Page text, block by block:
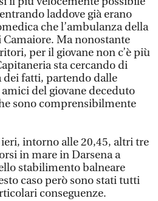
laddove già erano
che l’ambulanza della
Ma nonostante
per il giovane non c’è più
sta cercando di
fatti, partendo dalle
del giovane deceduto
sono comprensibilmente
intorno alle 20,45, altri tre
in mare in Darsena a
stabilimento balneare
caso però sono stati tutti
conseguenze.